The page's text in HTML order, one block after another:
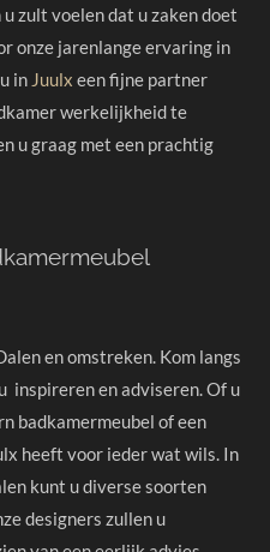
zult voelen dat u zaken doet
onze jarenlange ervaring in
in Juulx een fijne partner
werkelijkheid te
u graag met een prachtig
en omstreken. Kom langs
inspireren en adviseren. Of u
badkamermeubel of een
heeft voor ieder wat wils. In
kunt u diverse soorten
designers zullen u